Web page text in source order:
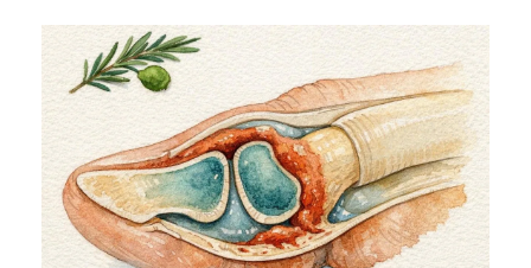
Română
简体中文
فارسی
Български
Dansk
Nederlands